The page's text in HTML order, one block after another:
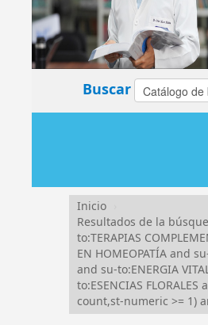
Buscar
Inicio
Resultados de la
to:TERAPIAS
EN HOMEOPATÍA and
and su-to:ENERGIA
to:ESENCIAS
count,st-numeric >= 1)